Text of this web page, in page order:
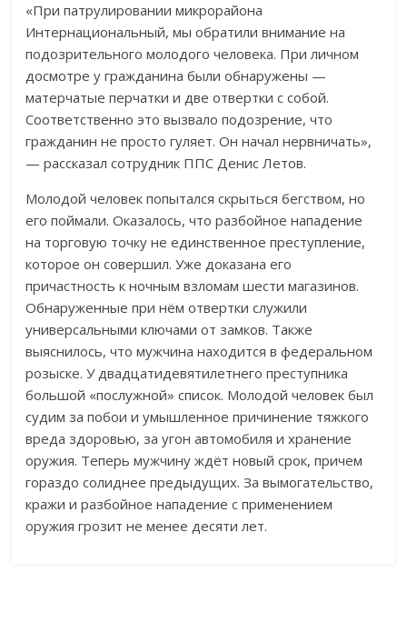
«При патрулировании микрорайона
Интернациональный, мы обратили внимание на
подозрительного молодого человека. При личном
досмотре у гражданина были обнаружены —
матерчатые перчатки и две отвертки с собой.
Соответственно это вызвало подозрение, что
гражданин не просто гуляет. Он начал нервничать»,
— рассказал сотрудник ППС Денис Летов.
Молодой человек попытался скрыться бегством, но
его поймали. Оказалось, что разбойное нападение
на торговую точку не единственное преступление,
которое он совершил. Уже доказана его
причастность к ночным взломам шести магазинов.
Обнаруженные при нём отвертки служили
универсальными ключами от замков. Также
выяснилось, что мужчина находится в федеральном
розыске. У двадцатидевятилетнего преступника
большой «послужной» список. Молодой человек был
судим за побои и умышленное причинение тяжкого
вреда здоровью, за угон автомобиля и хранение
оружия. Теперь мужчину ждёт новый срок, причем
гораздо солиднее предыдущих. За вымогательство,
кражи и разбойное нападение с применением
оружия грозит не менее десяти лет.